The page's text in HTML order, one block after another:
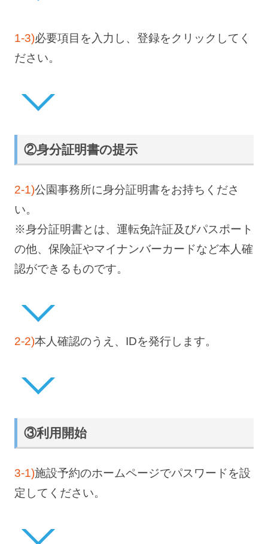
1-3)必要項目を入力し、登録をクリックしてく
ださい。
②身分証明書の提示
2-1)公園事務所に身分証明書をお持ちくださ
い。
※身分証明書とは、運転免許証及びパスポート
の他、保険証やマイナンバーカードなど本人確
認ができるものです。
2-2)本人確認のうえ、IDを発行します。
③利用開始
3-1)施設予約のホームページでパスワードを設
定してください。